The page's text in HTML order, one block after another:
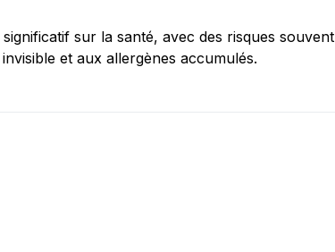
sur la santé, avec des risques souvent
et aux allergènes accumulés.